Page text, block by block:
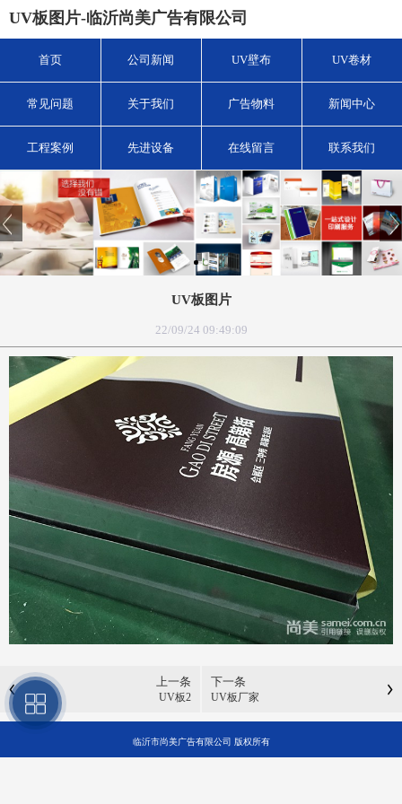
UV板图片-临沂尚美广告有限公司
首页 公司新闻 UV壁布 UV卷材
常见问题 关于我们 广告物料 新闻中心
工程案例 先进设备 在线留言 联系我们
UV板图片
22/09/24 09:49:09
上一条
UV板2
下一条
UV板厂家
临沂市尚美广告有限公司 版权所有